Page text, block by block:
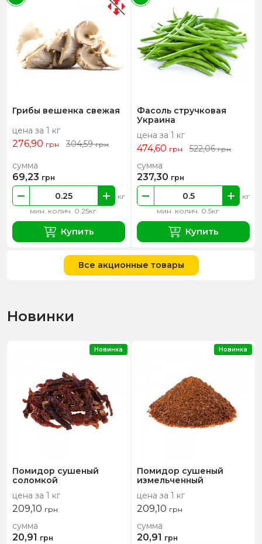
Грибы вешенка свежая
цена за 1 кг
276,90 грн 304,59грн
мин. колич. 0.25кг
кг
сумма
69,23 грн
Купить
Фасоль стручковая
Украина
цена за 1 кг
474,60 грн 522,06грн
мин. колич. 0.5кг
кг
сумма
237,30 грн
Купить
Все акционные товары
Новинки
Помидор сушеный
соломкой
цена за 1 кг
209,10 грн
сумма
20,91 грн
Новинка
Помидор сушеный
измельченный
цена за 1 кг
209,10 грн
сумма
20,91 грн
Новинка